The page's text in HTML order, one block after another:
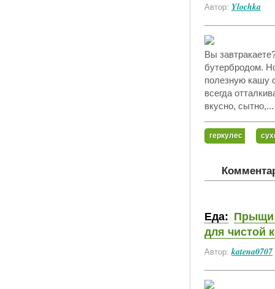
Автор: Ylochka
Вы
бутербродом.
полезную кашу
всегда
вкусно,
геркулес
Еда: Прыщи
для чистой
Автор: katena0707